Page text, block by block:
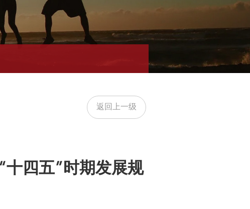
返回上一级
十四五”时期发展规